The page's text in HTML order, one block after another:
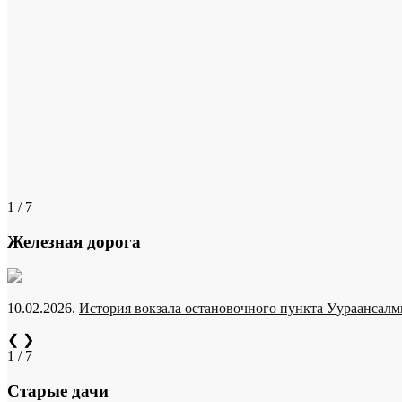
1 / 7
Железная дорога
10.02.2026. История вокзала остановочного пункта
❮ ❯
1 / 7
Старые дачи